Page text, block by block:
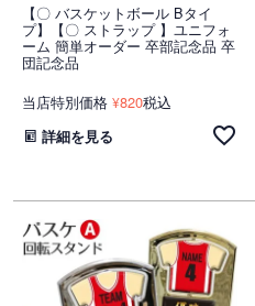
【〇 バスケットボール Bタイ
プ】【〇 ストラップ 】ユニフォ
ーム 簡単オーダー 卒部記念品 卒
団記念品
当店特別価格 ¥820税込
詳細を見る